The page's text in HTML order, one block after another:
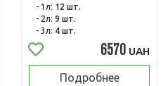
- 1л: 12 шт.
- 2л: 9 шт.
- 3л: 4 шт.
6570 UAH
Подробнее